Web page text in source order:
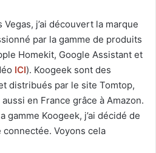
Vegas, j’ai découvert la marque
par la gamme de produits
Homekit, Google Assistant et
ICI). Koogeek sont des
distribués par le site Tomtop,
en France grâce à Amazon.
gamme Koogeek, j’ai décidé de
Voyons cela